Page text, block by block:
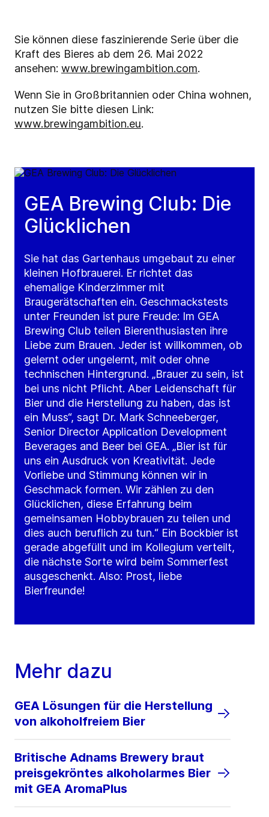
Sie können diese faszinierende Serie über die
Kraft des Bieres ab dem 26. Mai 2022
ansehen: www.brewingambition.com.
Wenn Sie in Großbritannien oder China wohnen,
nutzen Sie bitte diesen Link:
www.brewingambition.eu.
GEA Brewing Club: Die
Glücklichen
Sie hat das Gartenhaus umgebaut zu einer
kleinen Hofbrauerei. Er richtet das
ehemalige Kinderzimmer mit
Braugerätschaften ein. Geschmackstests
unter Freunden ist pure Freude: Im GEA
Brewing Club teilen Bierenthusiasten ihre
Liebe zum Brauen. Jeder ist willkommen, ob
gelernt oder ungelernt, mit oder ohne
technischen Hintergrund. „Brauer zu sein, ist
bei uns nicht Pflicht. Aber Leidenschaft für
Bier und die Herstellung zu haben, das ist
ein Muss“, sagt Dr. Mark Schneeberger,
Senior Director Application Development
Beverages and Beer bei GEA. „Bier ist für
uns ein Ausdruck von Kreativität. Jede
Vorliebe und Stimmung können wir in
Geschmack formen. Wir zählen zu den
Glücklichen, diese Erfahrung beim
gemeinsamen Hobbybrauen zu teilen und
dies auch beruflich zu tun.“ Ein Bockbier ist
gerade abgefüllt und im Kollegium verteilt,
die nächste Sorte wird beim Sommerfest
ausgeschenkt. Also: Prost, liebe
Bierfreunde!
Mehr dazu
GEA Lösungen für die Herstellung
von alkoholfreiem Bier
Britische Adnams Brewery braut
preisgekröntes alkoholarmes Bier
mit GEA AromaPlus